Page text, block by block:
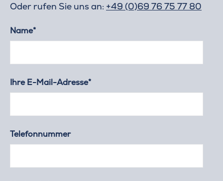
Oder rufen Sie uns an: +49 (0)69 76 75 77 80
Name*
Ihre E-Mail-Adresse*
Telefonnummer